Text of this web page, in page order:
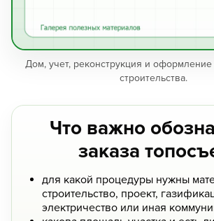
Дом, учет, реконструкция и
строительства.
Что важно
заказа
для какой процедуры нужны
строительство, проект,
электричество или иная